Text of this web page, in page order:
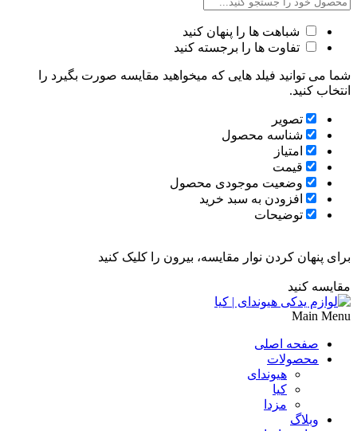
شباهت ها را پنهان کنید
تفاوت ها را برجسته کنید
شما می توانید فیلد هایی که میخواهید مقایسه صورت بگیرد را
انتخاب کنید.
تصویر
شناسه محصول
امتیاز
قیمت
وضعیت موجودی محصول
افزودن به سبد خرید
توضیحات
برای پنهان کردن نوار مقایسه، بیرون را کلیک کنید
مقایسه کنید
Main Menu
صفحه اصلی
محصولات
هیوندای
کیا
مزدا
وبلاگ